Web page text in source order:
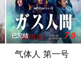
已完结 7.0
气体人 第一号